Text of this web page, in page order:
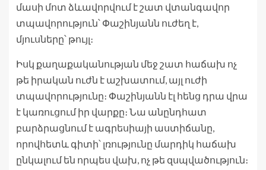
մասի մոտ ձևավորվում է շատ վտանգավոր
տպավորություն՝ Փաշինյանն ուժեղ է,
մյուսները՝ թույլ։
Իսկ քաղաքականության մեջ շատ հաճախ ոչ
թե իրական ուժն է աշխատում, այլ ուժի
տպավորությունը։ Փաշինյանն էլ հենց դրա վրա
է կառուցում իր վարքը։ Նա անընդհատ
բարձրացնում է ագրեսիայի աստիճանը,
որովհետև գիտի՝ լռությունը մարդիկ հաճախ
ընկալում են որպես վախ, ոչ թե զսպվածություն։